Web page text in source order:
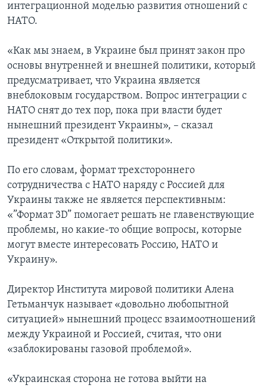
интеграционной моделью развития отношений с
НАТО.
«Как мы знаем, в Украине был принят закон про
основы внутренней и внешней политики, который
предусматривает, что Украина является
внеблоковым государством. Вопрос интеграции с
НАТО снят до тех пор, пока при власти будет
нынешний президент Украины», – сказал
президент «Открытой политики».
По его словам, формат трехстороннего
сотрудничества с НАТО наряду с Россией для
Украины также не является перспективным:
«”Формат 3D” помогает решать не главенствующие
проблемы, но какие-то общие вопросы, которые
могут вместе интересовать Россию, НАТО и
Украину».
Директор Института мировой политики Алена
Гетьманчук называет «довольно любопытной
ситуацией» нынешний процесс взаимоотношений
между Украиной и Россией, считая, что они
«заблокированы газовой проблемой».
«Украинская сторона не готова выйти на